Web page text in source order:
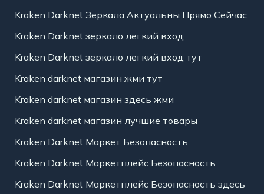
Kraken Darknet Зеркала Актуальны Прямо Сейчас
Kraken Darknet зеркало легкий вход
Kraken Darknet зеркало легкий вход тут
Kraken darknet магазин жми тут
Kraken darknet магазин здесь жми
Kraken darknet магазин лучшие товары
Kraken Darknet Маркет Безопасность
Kraken Darknet Маркетплейс Безопасность
Kraken Darknet Маркетплейс Безопасность здесь